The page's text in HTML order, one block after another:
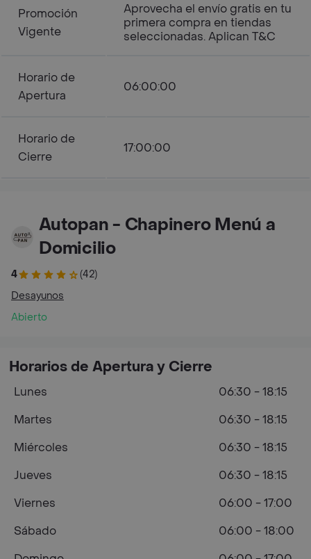
Promoción
Vigente
Aprovecha el envío gratis en tu
primera compra en tiendas
seleccionadas. Aplican T&C
Horario de
Apertura
06:00:00
Horario de
Cierre
17:00:00
Autopan - Chapinero Menú a
Domicilio
4
(42)
Desayunos
Abierto
Horarios de Apertura y Cierre
Lunes
06:30 - 18:15
Martes
06:30 - 18:15
Miércoles
06:30 - 18:15
Jueves
06:30 - 18:15
Viernes
06:00 - 17:00
Sábado
06:00 - 18:00